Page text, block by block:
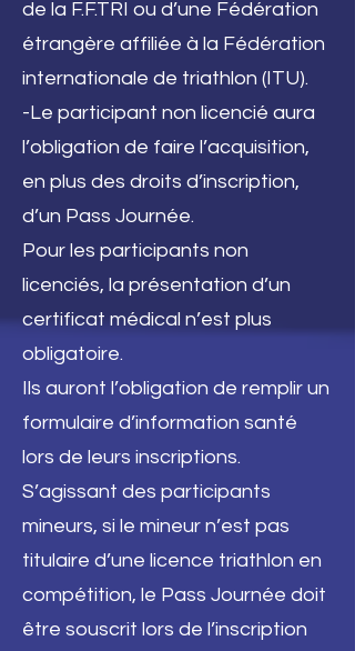
de la F.F.TRI ou d’une Fédération
étrangère affiliée à la Fédération
internationale de triathlon (ITU).
-Le participant non licencié aura
l’obligation de faire l’acquisition,
en plus des droits d’inscription,
d’un Pass Journée.
Pour les participants non
licenciés, la présentation d’un
certificat médical n’est plus
obligatoire.
Ils auront l’obligation de remplir un
formulaire d’information santé
lors de leurs inscriptions.
S’agissant des participants
mineurs, si le mineur n’est pas
titulaire d’une licence triathlon en
compétition, le Pass Journée doit
être souscrit lors de l’inscription